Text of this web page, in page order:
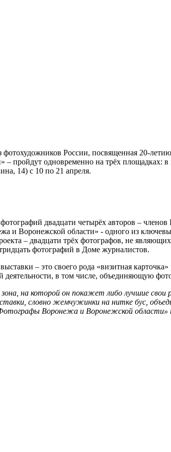
России, посвященная 20-
– пройдут одновременно на трёх площадках:
14) с 10 по 21 апреля.
двадцати четырёх авторов –
и Воронежской области» - одного из
– двадцати трёх фотографов, не
фотографий в Доме журналистов.
– это своего рода «визитная карточка»
деятельности, в том числе, объединяющую
на которой он покажет либо лучшие
словно жемчужинки на нитке бус,
Воронежа и Воронежской области»